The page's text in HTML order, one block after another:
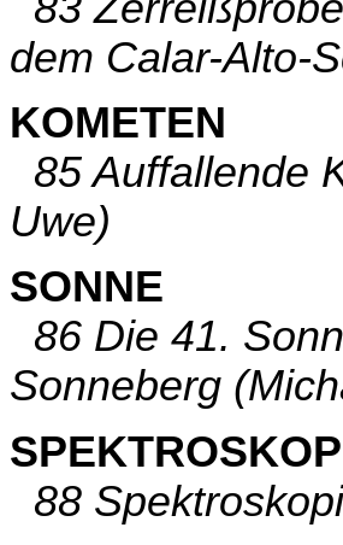
dem Calar-Alto-
KOMETEN
85 Auffallende
Uwe)
SONNE
86 Die 41.
Sonneberg
88